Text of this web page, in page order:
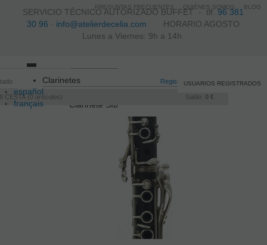
SERVICIO TÉCNICO AUTORIZADO BUFFET -tlf.96 381
30 96 · info@atelierdecelia.com HORARIO AGOSTO
Lunes a Viernes: 9h a 14h
español
français
Registro /Iniciar sesión
CESTA 0 artículos Saldo: 0 €
USUARIOS REGISTRADOS
navigation
Clarinetes
Clarinete SIb
PREGUNTAS FRECUENTES QUIÉNES SOMOS BLOG